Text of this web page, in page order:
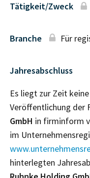
Tätigkeit/Zweck
Branche Für
Jahresabschluss
Es liegt zur Zeit
Veröffentlichung der
GmbH in firminform
im
hinterlegten